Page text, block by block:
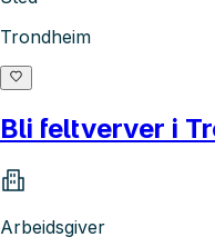
Trondheim
Bli feltverver i
Arbeidsgiver